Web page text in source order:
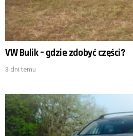
VW Bulik – gdzie zdobyć części?
3 dni temu